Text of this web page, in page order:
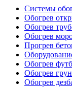
Системы
Обогрев
Обогрев
Обогрев
Прогрев
Обогрев
Обогрев
Обогрев